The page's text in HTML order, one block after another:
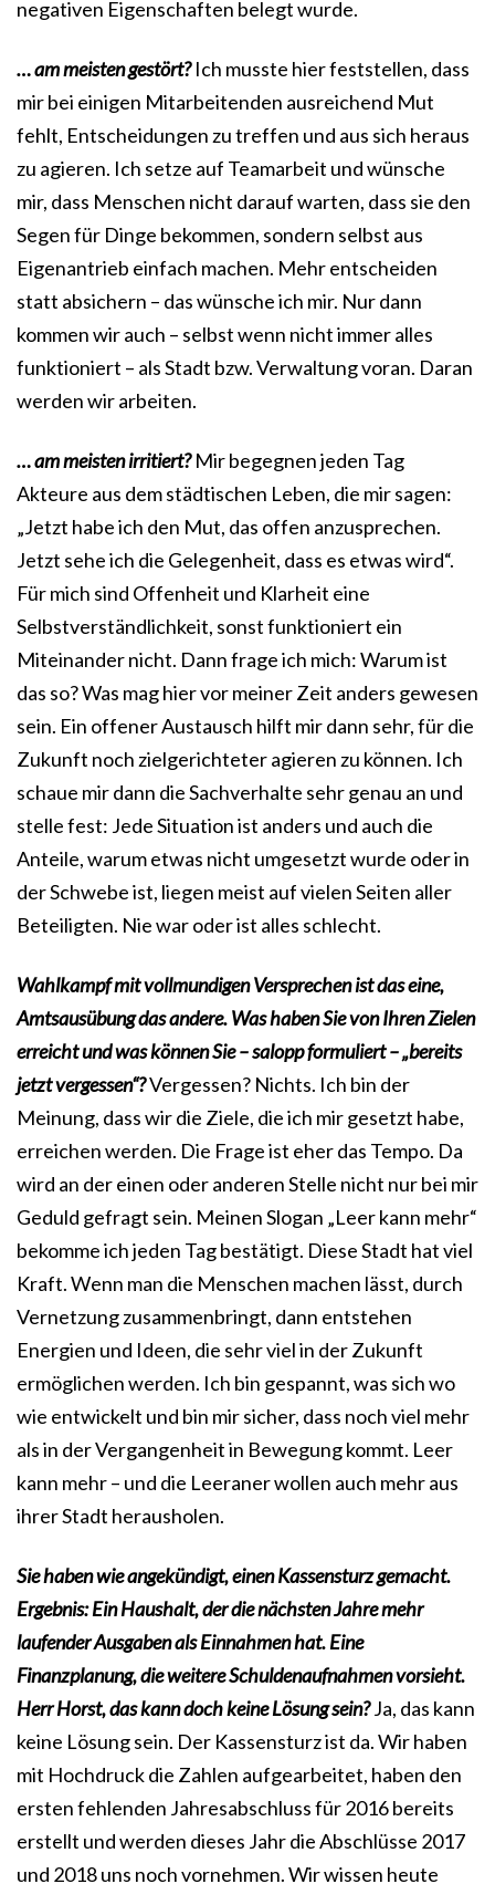
negativen Eigenschaften belegt wurde.
… am meisten gestört?Ich musste hier feststellen, dass
mir bei einigen Mitarbeitenden ausreichend Mut
fehlt, Entscheidungen zu treffen und aus sich heraus
zu agieren. Ich setze auf Teamarbeit und wünsche
mir, dass Menschen nicht darauf warten, dass sie den
Segen für Dinge bekommen, sondern selbst aus
Eigenantrieb einfach machen. Mehr entscheiden
statt absichern – das wünsche ich mir. Nur dann
kommen wir auch – selbst wenn nicht immer alles
funktioniert – als Stadt bzw. Verwaltung voran. Daran
werden wir arbeiten.
… am meisten irritiert?Mir begegnen jeden Tag
Akteure aus dem städtischen Leben, die mir sagen:
„Jetzt habe ich den Mut, das offen anzusprechen.
Jetzt sehe ich die Gelegenheit, dass es etwas wird“.
Für mich sind Offenheit und Klarheit eine
Selbstverständlichkeit, sonst funktioniert ein
Miteinander nicht. Dann frage ich mich: Warum ist
das so? Was mag hier vor meiner Zeit anders gewesen
sein. Ein offener Austausch hilft mir dann sehr, für die
Zukunft noch zielgerichteter agieren zu können. Ich
schaue mir dann die Sachverhalte sehr genau an und
stelle fest: Jede Situation ist anders und auch die
Anteile, warum etwas nicht umgesetzt wurde oder in
der Schwebe ist, liegen meist auf vielen Seiten aller
Beteiligten. Nie war oder ist alles schlecht.
Wahlkampf mit vollmundigen Versprechen ist das eine,
Amtsausübung das andere. Was haben Sie von Ihren Zielen
erreicht und was können Sie – salopp formuliert – „bereits
jetzt vergessen“?Vergessen? Nichts. Ich bin der
Meinung, dass wir die Ziele, die ich mir gesetzt habe,
erreichen werden. Die Frage ist eher das Tempo. Da
wird an der einen oder anderen Stelle nicht nur bei mir
Geduld gefragt sein. Meinen Slogan „Leer kann mehr“
bekomme ich jeden Tag bestätigt. Diese Stadt hat viel
Kraft. Wenn man die Menschen machen lässt, durch
Vernetzung zusammenbringt, dann entstehen
Energien und Ideen, die sehr viel in der Zukunft
ermöglichen werden. Ich bin gespannt, was sich wo
wie entwickelt und bin mir sicher, dass noch viel mehr
als in der Vergangenheit in Bewegung kommt. Leer
kann mehr – und die Leeraner wollen auch mehr aus
ihrer Stadt herausholen.
Sie haben wie angekündigt, einen Kassensturz gemacht.
Ergebnis: Ein Haushalt, der die nächsten Jahre mehr
laufender Ausgaben als Einnahmen hat. Eine
Finanzplanung, die weitere Schuldenaufnahmen vorsieht.
Herr Horst, das kann doch keine Lösung sein?Ja, das kann
keine Lösung sein. Der Kassensturz ist da. Wir haben
mit Hochdruck die Zahlen aufgearbeitet, haben den
ersten fehlenden Jahresabschluss für 2016 bereits
erstellt und werden dieses Jahr die Abschlüsse 2017
und 2018 uns noch vornehmen. Wir wissen heute